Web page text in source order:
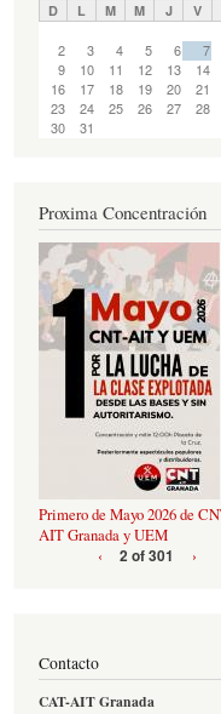
D L M M J V
2
3 4 5 6 7
9
10 11 12 13 14
16
17 18 19 20 21
23
24 25 26 27 28
30
31
Proxima Concentración
Primero de Mayo 2026 de
AIT Granada y UEM
‹
2 of 301 ›
Contacto
CAT-AIT Granada